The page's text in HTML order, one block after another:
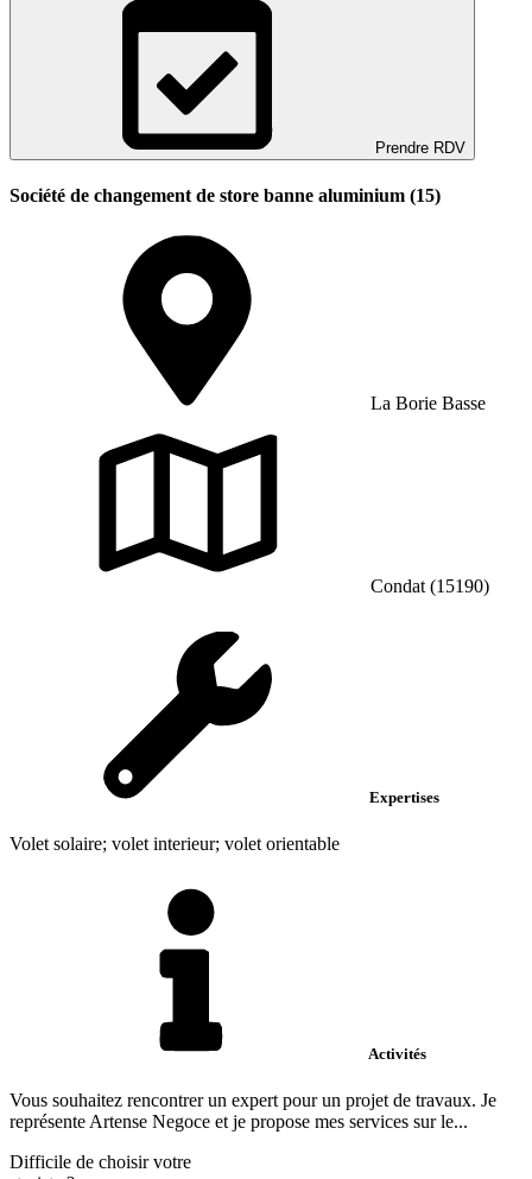
Prendre RDV
Société de changement de store banne aluminium (15)
La Borie Basse
Condat (15190)
Expertises
Volet solaire; volet interieur; volet orientable
Activités
Vous souhaitez rencontrer un expert pour un projet de travaux. Je
représente Artense Negoce et je propose mes services sur le...
Difficile de choisir votre